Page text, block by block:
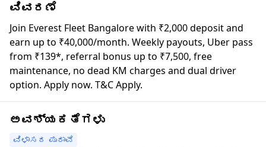
ವಿವರಣೆ
Join Everest Fleet Bangalore with ₹2,000 deposit and
earn up to ₹40,000/month. Weekly payouts, Uber pass
from ₹139*, referral bonus up to ₹7,500, free
maintenance, no dead KM charges and dual driver
option. Apply now. T&C Apply.
ಅವಶ್ಯಕತೆಗಳು
ವಿಳಾಸದ ಪುರಾವೆ